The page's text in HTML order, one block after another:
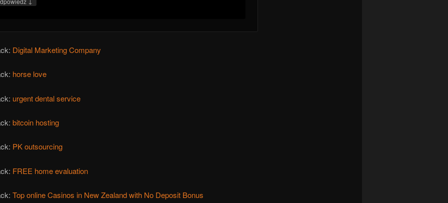
Digital Marketing Company
horse love
urgent dental service
bitcoin hosting
PK outsourcing
FREE home evaluation
Top online Casinos in New Zealand with No Deposit Bonus